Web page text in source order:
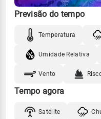
Previsão do tempo
Temperatura
Umidade Relativa
Vento
Tempo agora
Satélite